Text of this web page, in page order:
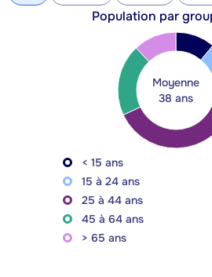
Population par
Moyenne
38 ans
< 15 ans
15 à 24 ans
25 à 44 ans
45 à 64 ans
> 65 ans